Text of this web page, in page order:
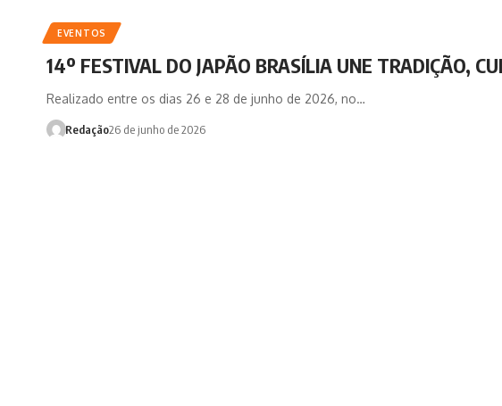
EVENTOS
14º FESTIVAL DO JAPÃO BRASÍLIA UNE TRADIÇÃO,
Realizado entre os dias 26 e 28 de junho de 2026, no…
Redação26 de junho de 2026